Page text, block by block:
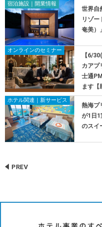
宿泊施設｜開業情報
世界自
リゾ
奄美）
オンラインのセミナー
【6/
カアプ
士通
ます【
ホテル関連｜新サービス
熱海プ
が1日1
のスイ
PREV